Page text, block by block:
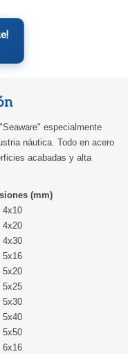
especialmente
náutica. Todo en acero
acabadas y alta
(mm)
4x10
4x20
4x30
5x16
5x20
5x25
5x30
5x40
5x50
6x16